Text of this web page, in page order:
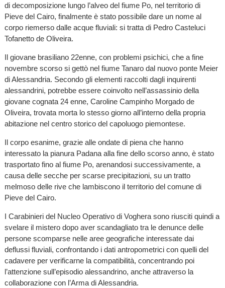
di decomposizione lungo l’alveo del fiume Po, nel territorio di
Pieve del Cairo, finalmente è stato possibile dare un nome al
corpo riemerso dalle acque fluviali: si tratta di Pedro Casteluci
Tofanetto de Oliveira.
Il giovane brasiliano 22enne, con problemi psichici, che a fine
novembre scorso si gettò nel fiume Tanaro dal nuovo ponte Meier
di Alessandria. Secondo gli elementi raccolti dagli inquirenti
alessandrini, potrebbe essere coinvolto nell’assassinio della
giovane cognata 24 enne, Caroline Campinho Morgado de
Oliveira, trovata morta lo stesso giorno all’interno della propria
abitazione nel centro storico del capoluogo piemontese.
Il corpo esanime, grazie alle ondate di piena che hanno
interessato la pianura Padana alla fine dello scorso anno, è stato
trasportato fino al fiume Po, arenandosi successivamente, a
causa delle secche per scarse precipitazioni, su un tratto
melmoso delle rive che lambiscono il territorio del comune di
Pieve del Cairo.
I Carabinieri del Nucleo Operativo di Voghera sono riusciti quindi a
svelare il mistero dopo aver scandagliato tra le denunce delle
persone scomparse nelle aree geografiche interessate dai
deflussi fluviali, confrontando i dati antropometrici con quelli del
cadavere per verificarne la compatibilità, concentrando poi
l’attenzione sull’episodio alessandrino, anche attraverso la
collaborazione con l’Arma di Alessandria.